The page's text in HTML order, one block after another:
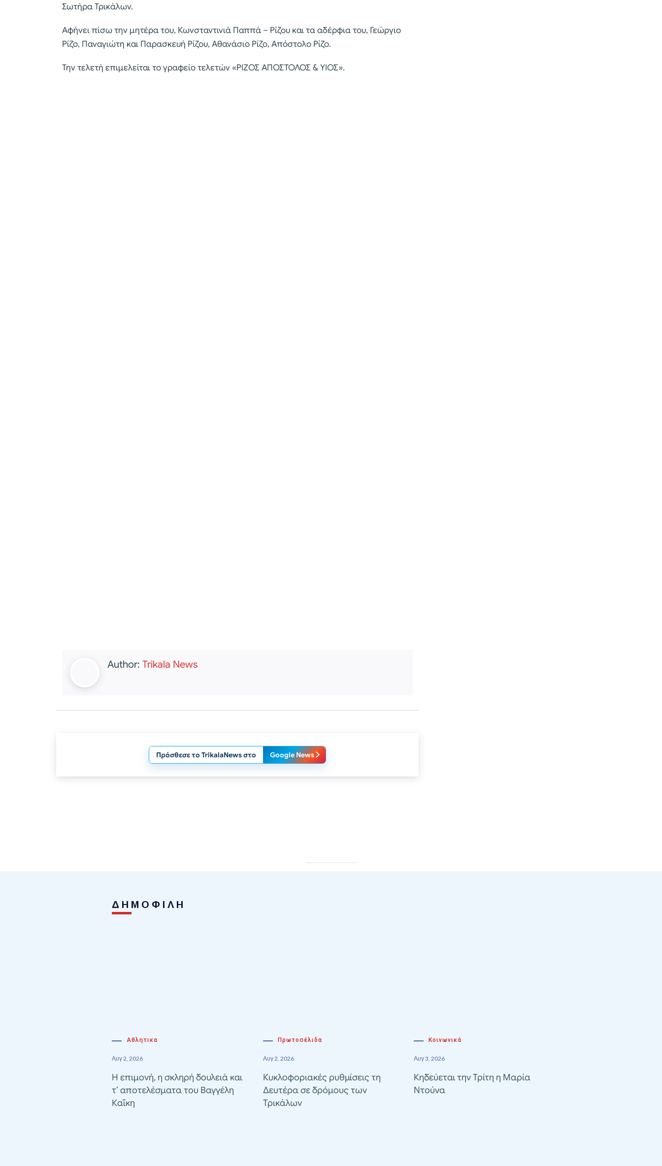
Σωτήρα Τρικάλων.
Αφήνει πίσω την μητέρα του, Κωνσταντινιά Παππά – Ρίζου και τα αδέρφια του, Γεώργιο
Ρίζο, Παναγιώτη και Παρασκευή Ρίζου, Αθανάσιο Ρίζο, Απόστολο Ρίζο.
Την τελετή επιμελείται το γραφείο τελετών «ΡΙΖΟΣ ΑΠΟΣΤΟΛΟΣ & ΥΙΟΣ».
Author: Trikala News
Πρόσθεσε το TrikalaNews στο Google News
ΔΗΜΟΦΙΛΗ
Αθλητικα
Αυγ 2, 2026
Η επιμονή, η σκληρή δουλειά και
τ’ αποτελέσματα του Βαγγέλη
Καΐκη
Πρωτοσέλιδα
Αυγ 2, 2026
Κυκλοφοριακές ρυθμίσεις τη
Δευτέρα σε δρόμους των
Τρικάλων
Κοινωνικά
Αυγ 3, 2026
Κηδεύεται την Τρίτη η Μαρία
Ντούνα